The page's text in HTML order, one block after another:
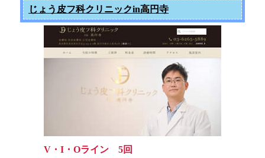
じょう皮フ科クリニックin高円寺
V・I・Oライン 5回